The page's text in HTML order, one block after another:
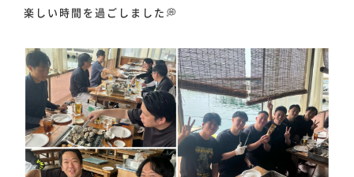
楽しい時間を過ごしました💭